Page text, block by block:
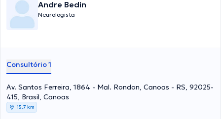
Andre Bedin
Neurologista
Consultório 1
Av. Santos Ferreira, 1864 - Mal. Rondon, Canoas - RS, 92025-
415, Brasil, Canoas
15,7 km